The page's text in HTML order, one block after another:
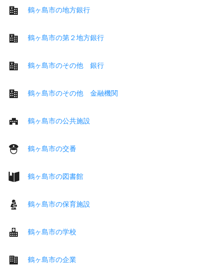
鶴ヶ島市の地方銀行
鶴ヶ島市の第２地方銀行
鶴ヶ島市のその他 銀行
鶴ヶ島市のその他 金融機関
鶴ヶ島市の公共施設
鶴ヶ島市の交番
鶴ヶ島市の図書館
鶴ヶ島市の保育施設
鶴ヶ島市の学校
鶴ヶ島市の企業